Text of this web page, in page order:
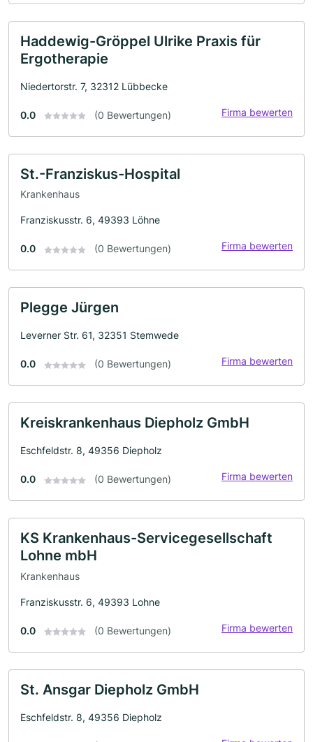
Haddewig-Gröppel Ulrike Praxis für
Ergotherapie
Niedertorstr. 7, 32312 Lübbecke
0.0 (0 Bewertungen) Firma bewerten
St.-Franziskus-Hospital
Krankenhaus
Franziskusstr. 6, 49393 Löhne
0.0 (0 Bewertungen) Firma bewerten
Plegge Jürgen
Leverner Str. 61, 32351 Stemwede
0.0 (0 Bewertungen) Firma bewerten
Kreiskrankenhaus Diepholz GmbH
Eschfeldstr. 8, 49356 Diepholz
0.0 (0 Bewertungen) Firma bewerten
KS Krankenhaus-Servicegesellschaft
Lohne mbH
Krankenhaus
Franziskusstr. 6, 49393 Lohne
0.0 (0 Bewertungen) Firma bewerten
St. Ansgar Diepholz GmbH
Eschfeldstr. 8, 49356 Diepholz